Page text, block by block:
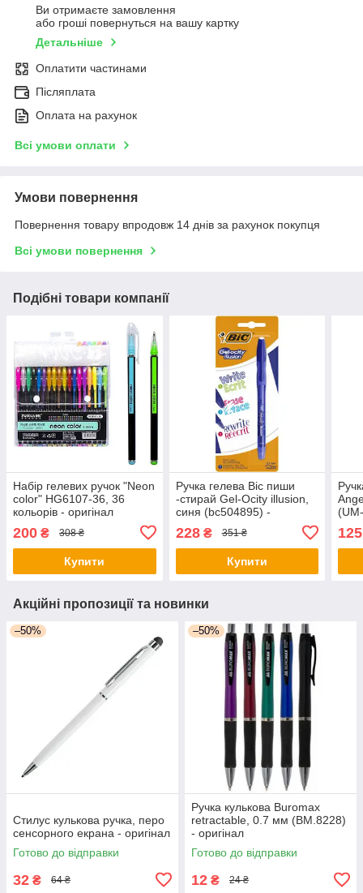
Ви отримаєте замовлення
або гроші повернуться на вашу картку
Детальніше
Оплатити частинами
Післяплата
Оплата на рахунок
Всі умови оплати
Умови повернення
Повернення товару впродовж 14 днів за рахунок покупця
Всі умови повернення
Подібні товари компанії
Набір гелевих ручок "Neon
color" HG6107-36, 36
кольорів - оригінал
200 ₴ 308 ₴
Купити
Ручка гелева Bic пиши
-стирай Gel-Ocity illusion,
синя (bc504895) -
228₴ 351 ₴
Купити
125
Акційні пропозиції та новинки
–50%
Стилус кулькова ручка, перо
сенсорного екрана - оригінал
Готово до відправки
32 ₴ 64 ₴
–50%
Ручка кулькова Buromax
retractable, 0.7 мм (BM.8228)
- оригінал
Готово до відправки
12 ₴ 24 ₴